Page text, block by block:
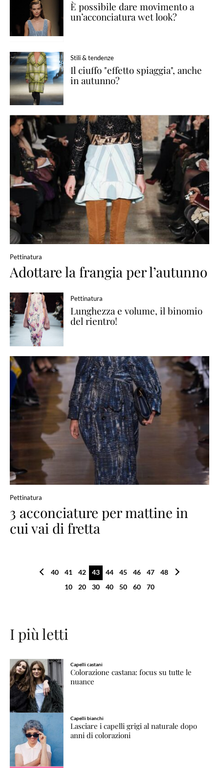
È possibile dare movimento a
un’acconciatura wet look?
Stili & tendenze
Il ciuffo "effetto spiaggia", anche
in autunno?
Pettinatura
Adottare la frangia per l’autunno
Pettinatura
Lunghezza e volume, il binomio
del rientro!
Pettinatura
3 acconciature per mattine in
cui vai di fretta
40 41 42 43 44 45 46 47
48
10
20 30 40 50 60 70
I più letti
Capelli castani
Colorazione castana: focus su tutte le
nuance
Capelli bianchi
Lasciare i capelli grigi al naturale dopo
anni di colorazioni